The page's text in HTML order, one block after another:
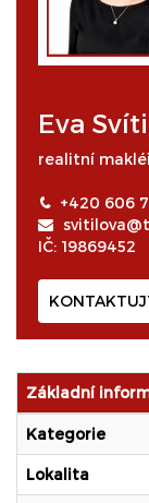
Eva
realitní
+420 606
IČ: 19869452
Základní
Kategorie
Lokalita